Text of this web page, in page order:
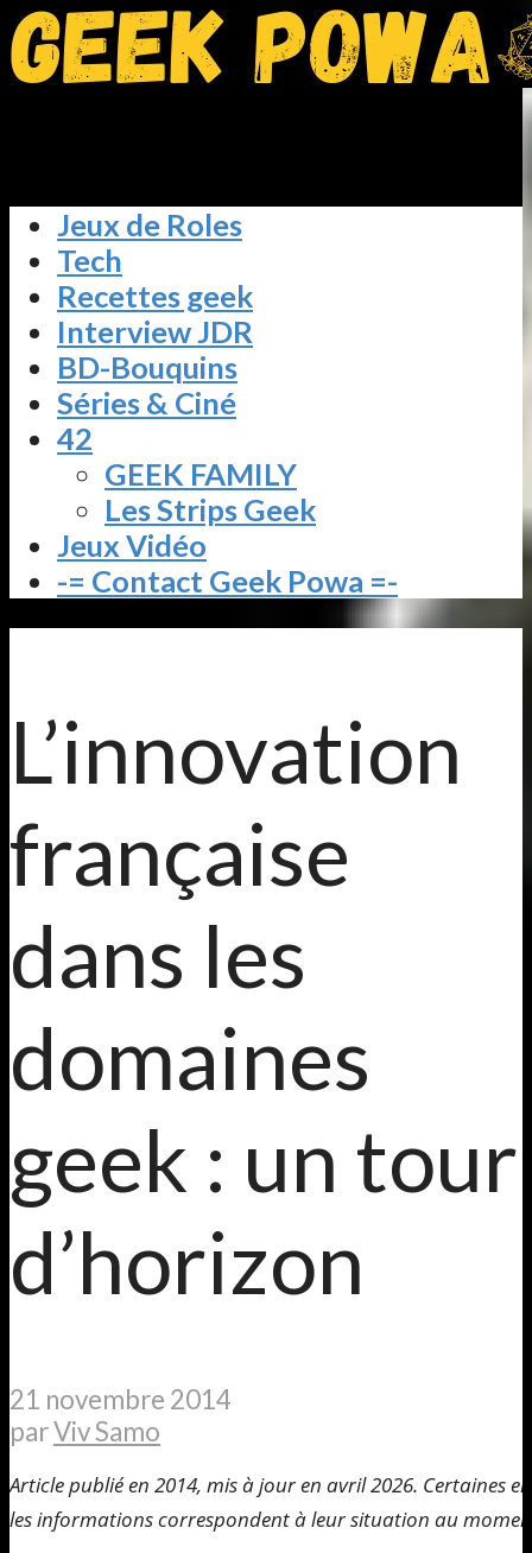
Jeux de Roles
Tech
Recettes geek
Interview JDR
BD-Bouquins
Séries & Ciné
42
GEEK FAMILY
Les Strips Geek
Jeux Vidéo
-= Contact Geek Powa =-
L’innovation
française
dans les
domaines
geek : un tour
d’horizon
21 novembre 2014
parViv Samo
Article publié en 2014, mis à jour en avril 2026. Certaines
les informations correspondent à leur situation au